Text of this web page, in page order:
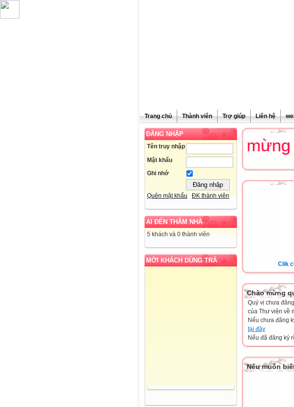
Trang chủ Thành viên Trợ giúp Liên hệ
ĐĂNG NHẬP
Tên truy nhập
Mật khẩu
Ghi nhớ
Quên mật khẩu ĐK thành viên
AI ĐẾN THĂM NHÀ
5 khách và 0 thành viên
MỜI KHÁCH DÙNG TRÀ
Chúc mừng
Clik
Chào mừng
Quý vị chưa
của Thư viện về
Nếu chưa đăng
tại đây
Nếu đã đăng ký
Nếu muốn